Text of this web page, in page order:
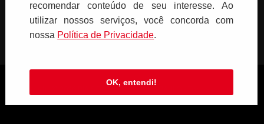
Brasil
Copyright © 2026 PIA SOCIEDADE DE SÃO PAULO - Todos os direitos
recomendar conteúdo de seu interesse. Ao
utilizar nossos serviços, você concorda com
nossa Polí­tica de Privacidade.
OK, entendi!